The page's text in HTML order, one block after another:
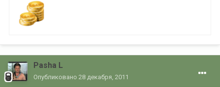
Pasha L
Опубликовано 28 декабря, 2011